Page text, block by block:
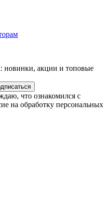
акции и топовые
что ознакомился с
на обработку персональных